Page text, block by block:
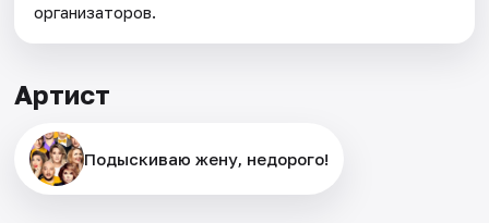
организаторов.
Артист
Подыскиваю жену, недорого!